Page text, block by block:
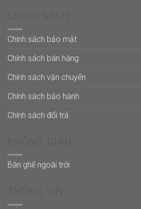
Chính sách bảo mật
Chính sách bán hàng
Chính sách vận chuyển
Chính sách bảo hành
Chính sách đổi trả
Bàn ghế ngoài trời